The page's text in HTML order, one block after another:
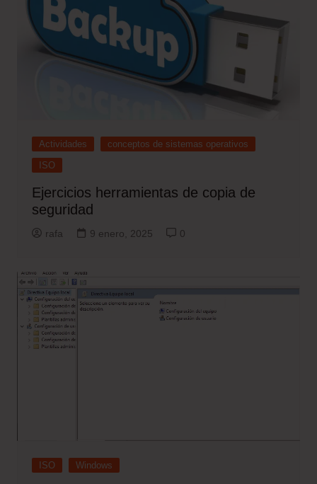
Actividades
conceptos de sistemas operativos
ISO
Ejercicios herramientas de copia de
seguridad
rafa 9 enero, 2025 0
ISO Windows